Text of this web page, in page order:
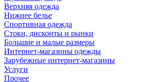
Верхняя одежда
Нижнее белье
Спортивная одежда
Стоки, дисконты и рынки
Большие и малые размеры
Интернет-магазины одежды
Зарубежные интернет-магазины
Услуги
Прочее